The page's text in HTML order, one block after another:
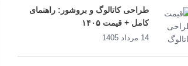
طراحی کاتالوگ و بروشور: راهنمای
کامل + قیمت ۱۴۰۵
14 مرداد 1405